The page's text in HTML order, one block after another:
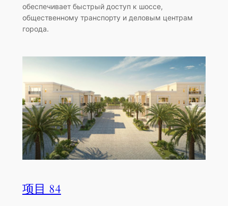
обеспечивает быстрый доступ к шоссе,
общественному транспорту и деловым центрам
города.
项目 84